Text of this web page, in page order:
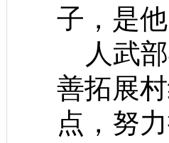
子，是
人武部
善拓展
点，努